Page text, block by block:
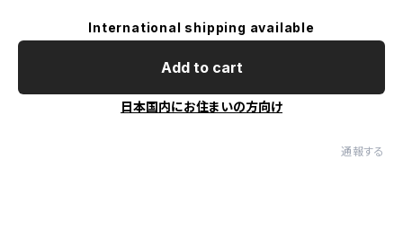
International shipping available
Add to cart
日本国内にお住まいの方向け
通報する